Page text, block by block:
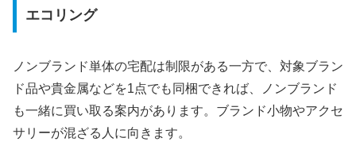
エコリング
ノンブランド単体の宅配は制限がある一方で、対象ブラン
ド品や貴金属などを1点でも同梱できれば、ノンブランド
も一緒に買い取る案内があります。ブランド小物やアクセ
サリーが混ざる人に向きます。